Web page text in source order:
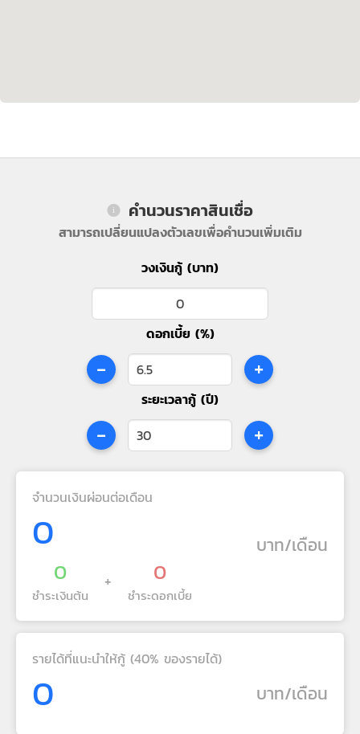
คำนวนราคาสินเชื่อ
สามารถเปลี่ยนแปลงตัวเลขเพื่อคำนวนเพิ่มเติม
วงเงินกู้ (บาท)
ดอกเบี้ย (%)
- +
ระยะเวลากู้ (ปี)
- +
จำนวนเงินผ่อนต่อเดือน
0 บาท/เดือน
0
ชำระเงินต้น
+ 0
ชำระดอกเบี้ย
รายได้ที่แนะนำให้กู้ (40% ของรายได้)
0 บาท/เดือน